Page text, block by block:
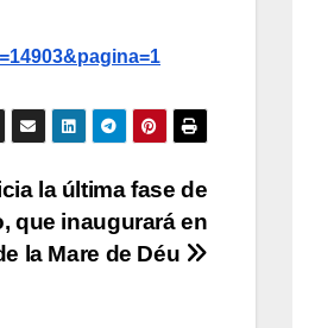
la última fase de
que inaugurará en
la Mare de Déu